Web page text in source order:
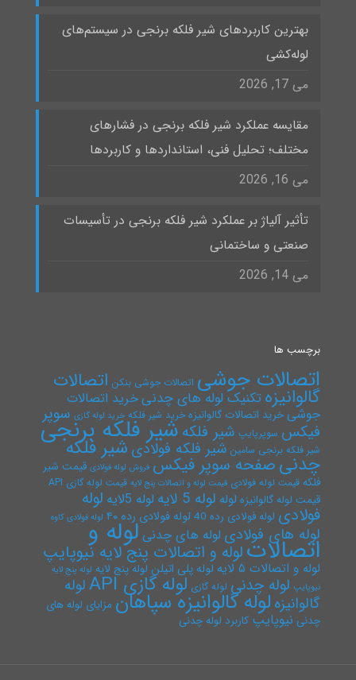
بهترین کاربردهای شیر فلکه برنجی در سیستم‌های
لوله‌کشی
می 17, 2026
مقایسه عملکرد شیر فلکه برنجی در فشارهای
مختلف؛ تحلیل فنی، استانداردها و کاربردها
می 16, 2026
تأثیر آلیاژ بر عملکرد شیر فلکه برنجی در تأسیسات
صنعتی و ساختمانی
می 14, 2026
برچسب ها
اتصالات جوشی اتصالات جوشی بنکن اتصالات
گالوانیزهتکنیک لوله های چدنیخرید اتصالات
جوشیخرید اتصالات گالوانیزه خرید شیر فلکه خرید لوله گازی سوپر
فیکس سوپرپایپ شیر فلکه شیر فلکه برنجی
شیر فلکه برنجی سامین شیر فلکه فولادی شیر فلکه
چدنیصفحه سوپر فیکس فروش لوله فولادی قیمت شیر
فلکه قیمت لوله فولادی قیمت لوله و اتصالات پنج لایه قیمت لوله گازی API
قیمت لوله گالوانیزه لوله لوله 5 لایه لوله 5لایه لوله
فولادی لوله فولادی رده 40 لوله فولادی رده ۴۰ لوله فولادی کاوه
لوله های فولادی لوله های چدنی لوله و اتصالاتلوله و اتصالات پنج لایه نیوپایپ
لوله و اتصالات ۵ لایه لوله پلی اتیلن لوله پنج لایه لوله پنج لایه
نیوپایپ لوله چدنی لوله گازی لوله گازی API لوله
گالوانیزه لوله گالوانیزه سپاهان مزایای لوله های
چدنی نیوپایپ کاربرد لوله چدنی